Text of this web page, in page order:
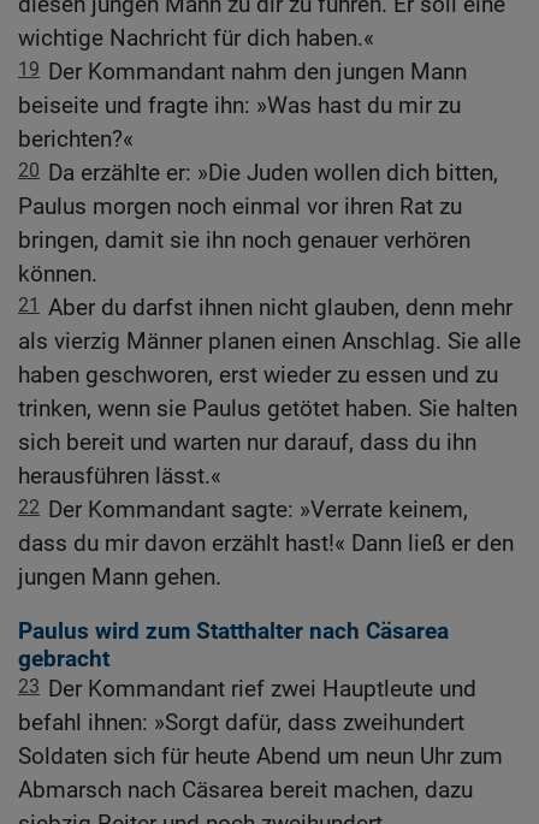
wichtige Nachricht für dich haben.«
19 Der Kommandant nahm den jungen Mann
beiseite und fragte ihn: »Was hast du mir zu
berichten?«
20 Da erzählte er: »Die Juden wollen dich bitten,
Paulus morgen noch einmal vor ihren Rat zu
bringen, damit sie ihn noch genauer verhören
können.
21 Aber du darfst ihnen nicht glauben, denn mehr
als vierzig Männer planen einen Anschlag. Sie alle
haben geschworen, erst wieder zu essen und zu
trinken, wenn sie Paulus getötet haben. Sie halten
sich bereit und warten nur darauf, dass du ihn
herausführen lässt.«
22 Der Kommandant sagte: »Verrate keinem,
dass du mir davon erzählt hast!« Dann ließ er den
jungen Mann gehen.
Paulus wird zum Statthalter nach Cäsarea
gebracht
23 Der Kommandant rief zwei Hauptleute und
befahl ihnen: »Sorgt dafür, dass zweihundert
Soldaten sich für heute Abend um neun Uhr zum
Abmarsch nach Cäsarea bereit machen, dazu